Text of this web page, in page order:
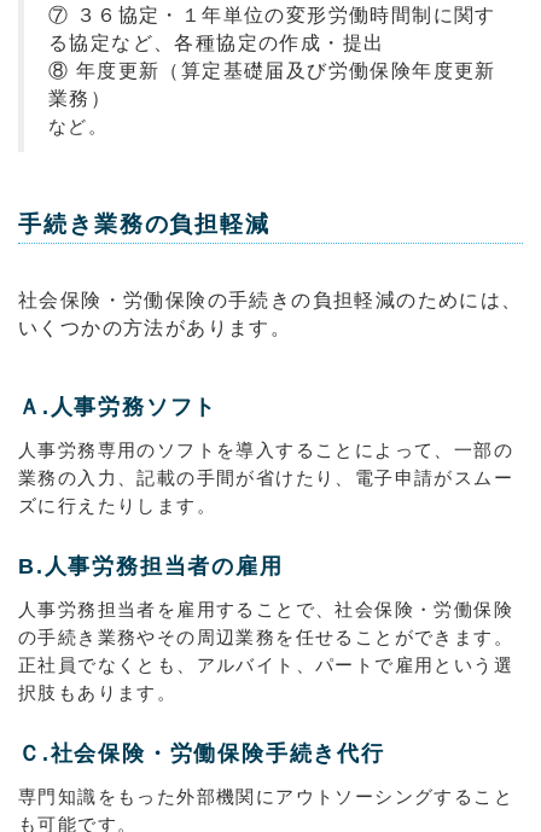
⑦ ３６協定・１年単位の変形労働時間制に関す
る協定など、各種協定の作成・提出
⑧ 年度更新（算定基礎届及び労働保険年度更新
業務）
など。
手続き業務の負担軽減
社会保険・労働保険の手続きの負担軽減のためには、
いくつかの方法があります。
Ａ.人事労務ソフト
人事労務専用のソフトを導入することによって、一部の
業務の入力、記載の手間が省けたり、電子申請がスムー
ズに行えたりします。
B.人事労務担当者の雇用
人事労務担当者を雇用することで、社会保険・労働保険
の手続き業務やその周辺業務を任せることができます。
正社員でなくとも、アルバイト、パートで雇用という選
択肢もあります。
Ｃ.社会保険・労働保険手続き代行
専門知識をもった外部機関にアウトソーシングすること
も可能です。